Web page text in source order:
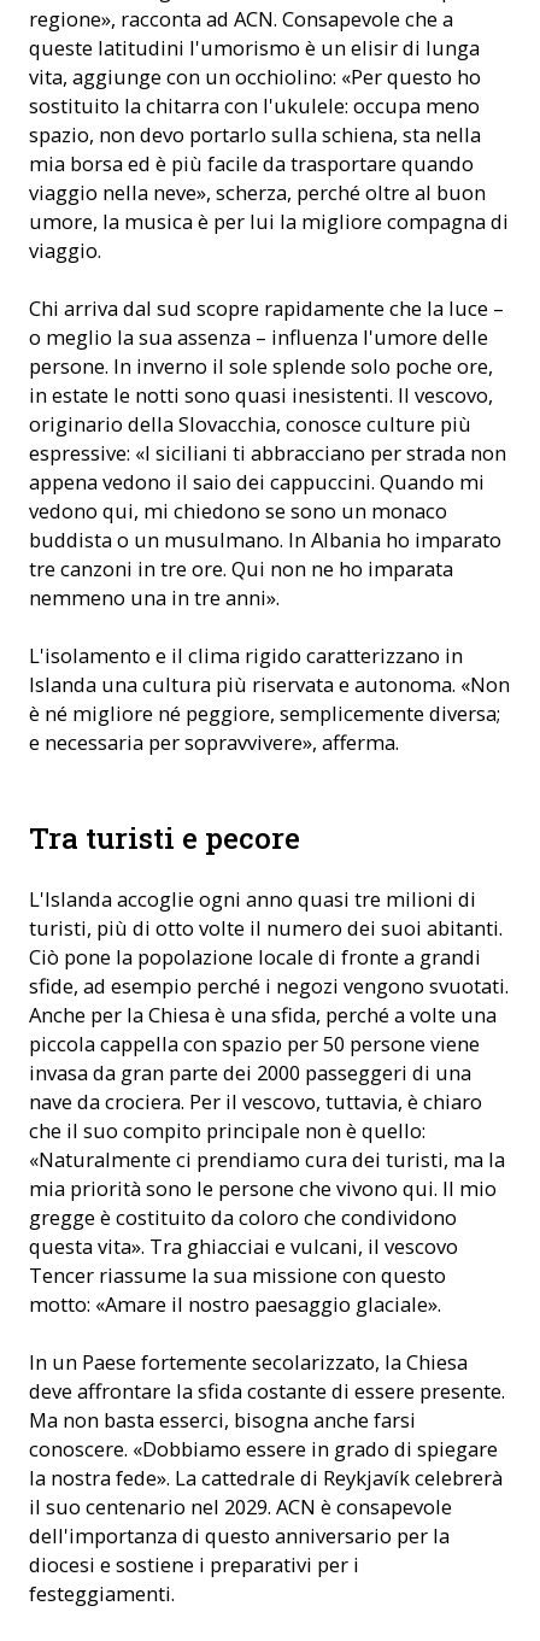
regione», racconta ad ACN. Consapevole che a
queste latitudini l'umorismo è un elisir di lunga
vita, aggiunge con un occhiolino: «Per questo ho
sostituito la chitarra con l'ukulele: occupa meno
spazio, non devo portarlo sulla schiena, sta nella
mia borsa ed è più facile da trasportare quando
viaggio nella neve», scherza, perché oltre al buon
umore, la musica è per lui la migliore compagna di
viaggio.
Chi arriva dal sud scopre rapidamente che la luce –
o meglio la sua assenza – influenza l'umore delle
persone. In inverno il sole splende solo poche ore,
in estate le notti sono quasi inesistenti. Il vescovo,
originario della Slovacchia, conosce culture più
espressive: «I siciliani ti abbracciano per strada non
appena vedono il saio dei cappuccini. Quando mi
vedono qui, mi chiedono se sono un monaco
buddista o un musulmano. In Albania ho imparato
tre canzoni in tre ore. Qui non ne ho imparata
nemmeno una in tre anni».
L'isolamento e il clima rigido caratterizzano in
Islanda una cultura più riservata e autonoma. «Non
è né migliore né peggiore, semplicemente diversa;
e necessaria per sopravvivere», afferma.
Tra turisti e pecore
L'Islanda accoglie ogni anno quasi tre milioni di
turisti, più di otto volte il numero dei suoi abitanti.
Ciò pone la popolazione locale di fronte a grandi
sfide, ad esempio perché i negozi vengono svuotati.
Anche per la Chiesa è una sfida, perché a volte una
piccola cappella con spazio per 50 persone viene
invasa da gran parte dei 2000 passeggeri di una
nave da crociera. Per il vescovo, tuttavia, è chiaro
che il suo compito principale non è quello:
«Naturalmente ci prendiamo cura dei turisti, ma la
mia priorità sono le persone che vivono qui. Il mio
gregge è costituito da coloro che condividono
questa vita». Tra ghiacciai e vulcani, il vescovo
Tencer riassume la sua missione con questo
motto: «Amare il nostro paesaggio glaciale».
In un Paese fortemente secolarizzato, la Chiesa
deve affrontare la sfida costante di essere presente.
Ma non basta esserci, bisogna anche farsi
conoscere. «Dobbiamo essere in grado di spiegare
la nostra fede». La cattedrale di Reykjavík celebrerà
il suo centenario nel 2029. ACN è consapevole
dell'importanza di questo anniversario per la
diocesi e sostiene i preparativi per i
festeggiamenti.